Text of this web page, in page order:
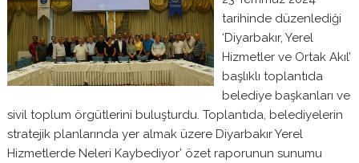
tarihinde düzenlediği
‘Diyarbakır, Yerel
Hizmetler ve Ortak Akıl’
başlıklı toplantıda
belediye başkanları ve
sivil toplum örgütlerini buluşturdu. Toplantıda, belediyelerin
stratejik planlarında yer almak üzere Diyarbakır Yerel
Hizmetlerde Neleri Kaybediyor’ özet raporunun sunumu